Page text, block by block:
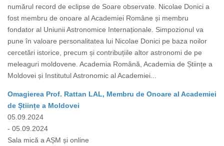
numărul record de eclipse de Soare observate. Nicolae Donici a
fost membru de onoare al Academiei Române și membru
fondator al Uniunii Astronomice Internaționale. Simpozionul va
pune în valoare personalitatea lui Nicolae Donici pe baza noilor
cercetări istorice, precum și contribuțiile altor astronomi de pe
meleaguri moldovene. Academia Română, Academia de Științe a
Moldovei și Institutul Astronomic al Academiei...
Omagierea Prof. Rattan LAL, Membru de Onoare al Academiei
de Științe a Moldovei
05.09.2024
- 05.09.2024
Sala mică a AȘM și online